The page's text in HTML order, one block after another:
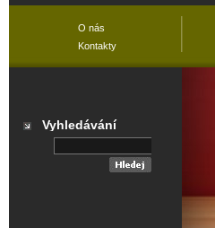
O nás
Kontakty
Vyhledávání